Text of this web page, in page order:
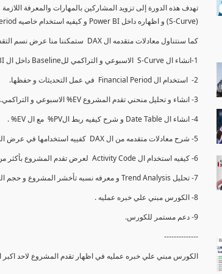
(S-Curve) و اظهاره داخل Power BI و كيفيه استخدام خاصيه Financial Period داهل البريماف
كما سنتناول معادلات متقدمه ال DAX ستمكننا منا عرض نسم التقدم و التأخير في المشروع و اي الاقسام اكثر تأخيرا , كل هذا بشكل تفاعلي و محدث باستمرار.
1-انشاء ال S-Curve الاسبوعي و التراكمي للBaseline داخل ال Power BI.
2- استخدام ال Financial Period في عمل التحديثات و حفظها.
3- انشاء و تحليل منحني تقدم المشروع EV% الاسبوعي و التراكمي.
4- انشاء ال Date Table و شرح كيفيه ربط الPV% مع ال EV% .
5- شرح معادلات متقدمه من ال DAX كفييه استخدامها في عرض المؤشرات المشروع (KPIs) بشكل دقيق.
6- كيفيه استخدام ال Activity Code لعرض تقدم المشروع بأكثر من طريقه .
7- تحليل Trend Analysis و معرفه نسبه تأخشر المشروع و حجم التأخير لكل منطقه في المشروع .
8- الكورس مبني علي خبره عمليه .
9- دعم مستمر للكورس.
--------------
الكورس مبني علي خبره عمليه في اظهار تقدم المشروع لاحد اكبر